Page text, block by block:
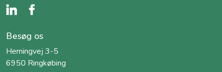
Besøg os
Herningvej 3-5
6950 Ringkøbing